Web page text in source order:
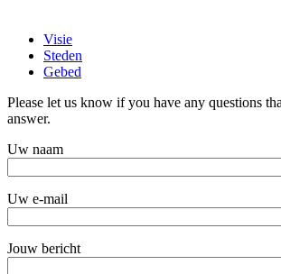
Visie
Steden
Gebed
Please let us know if you have any questions
answer.
Uw naam
Uw e-mail
Jouw bericht